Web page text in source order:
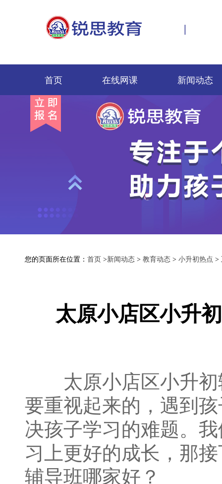
|
首页 在线网课 新闻动态
您的页面所在位置： 首页 >新闻动态 > 教育动态 > 小升初热点 >
太原小店区小升
太原小店区小升初
要重视起来的，遇到
决孩子学习的难题。
习上更好的成长，那
辅导班哪家好？